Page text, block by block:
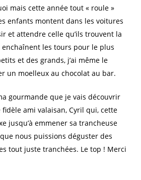
mais cette année tout « roule »
enfants montent dans les voitures
et attendre celle qu’ils trouvent la
les tours pour le plus
et des grands, j’ai même le
un moelleux au chocolat au bar.
gourmande que je vais découvrir
ami valaisan, Cyril qui, cette
jusqu’à emmener sa trancheuse
nous puissions déguster des
tout juste tranchées. Le top ! Merci